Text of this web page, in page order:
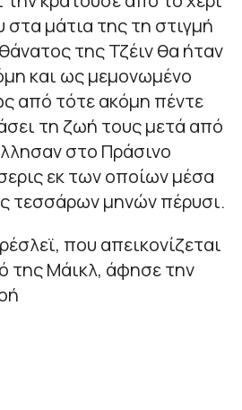
στα μάτια της τη στιγμή
της Τζέιν θα ήταν
και ως μεμονωμένο
από τότε ακόμη πέντε
τη ζωή τους μετά από
στο Πράσινο
εκ των οποίων μέσα
τεσσάρων μηνών πέρυσι.